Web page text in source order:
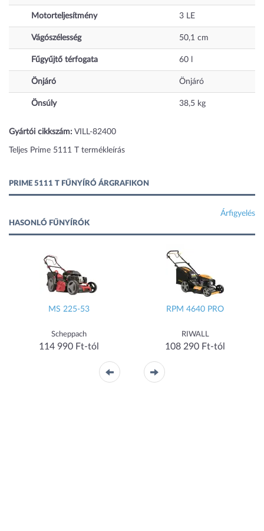
Motorteljesítmény 3 LE
Vágószélesség 50,1 cm
Fűgyűjtő térfogata 60
Önjáró Önjáró
Önsúly 38,5 kg
Gyártói cikkszám: VILL-82400
Teljes Prime 5111 T termékleírás
PRIME 5111 T FŰNYÍRÓ ÁRGRAFIKON
Árfigyelés
HASONLÓ FŰNYÍRÓK
MS 225-53
Scheppach
114 990 Ft-tól
RPM 4640 PRO
RIWALL
108 290 Ft-tól